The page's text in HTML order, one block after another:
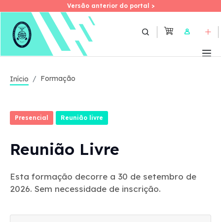
Skip
Versão anterior do portal >
Versão anterior do portal >
User
Início Formação
Presencial Reunião livre
Reunião Livre
Esta formação decorre a 30 de setembro de
2026. Sem necessidade de inscrição.